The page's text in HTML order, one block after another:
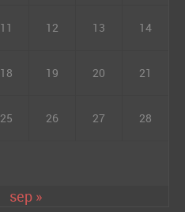
11 12 13 14
18 19 20 21
25 26 27 28
sep »